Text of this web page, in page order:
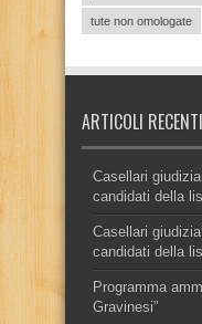
tute non omologate
ARTICOLI RECENTI
Casellari
candidati della
Casellari
candidati della
Programma
Gravinesi”